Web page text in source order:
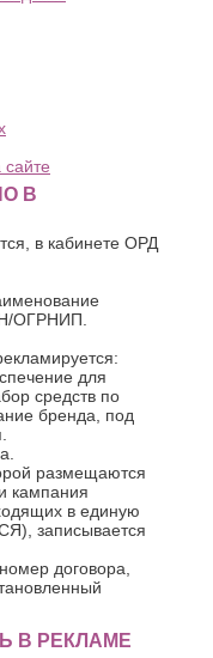
В
в кабинете ОРД
ОГРНИП.
для
средств по
бренда, под
размещаются
кампания
в единую
записывается
договора,
В РЕКЛАМЕ